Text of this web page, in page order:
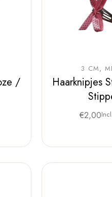
/
3 CM
Haarknipjes
€2,00